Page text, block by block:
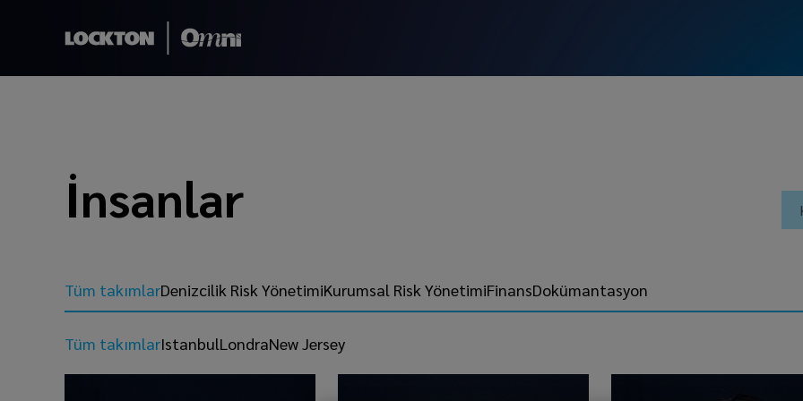
İnsanlar
Tüm takımlarDenizcilik Risk YönetimiKurumsal Risk YönetimiFinansDokümantasyon
Tüm takımlarIstanbulLondraNew Jersey